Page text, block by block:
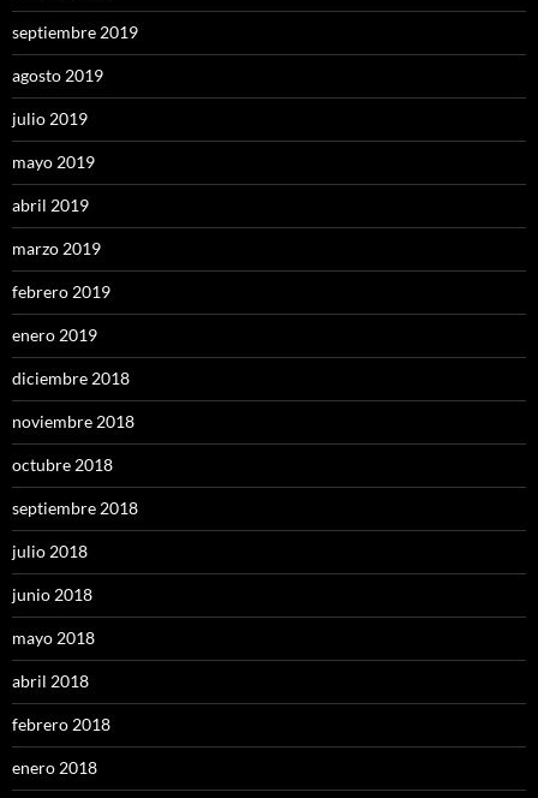
septiembre 2019
agosto 2019
julio 2019
mayo 2019
abril 2019
marzo 2019
febrero 2019
enero 2019
diciembre 2018
noviembre 2018
octubre 2018
septiembre 2018
julio 2018
junio 2018
mayo 2018
abril 2018
febrero 2018
enero 2018